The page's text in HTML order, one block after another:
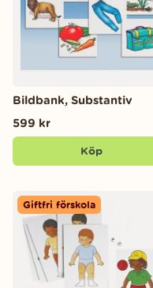
Bildbank, Substantiv
599 kr
Köp
Giftfri förskola